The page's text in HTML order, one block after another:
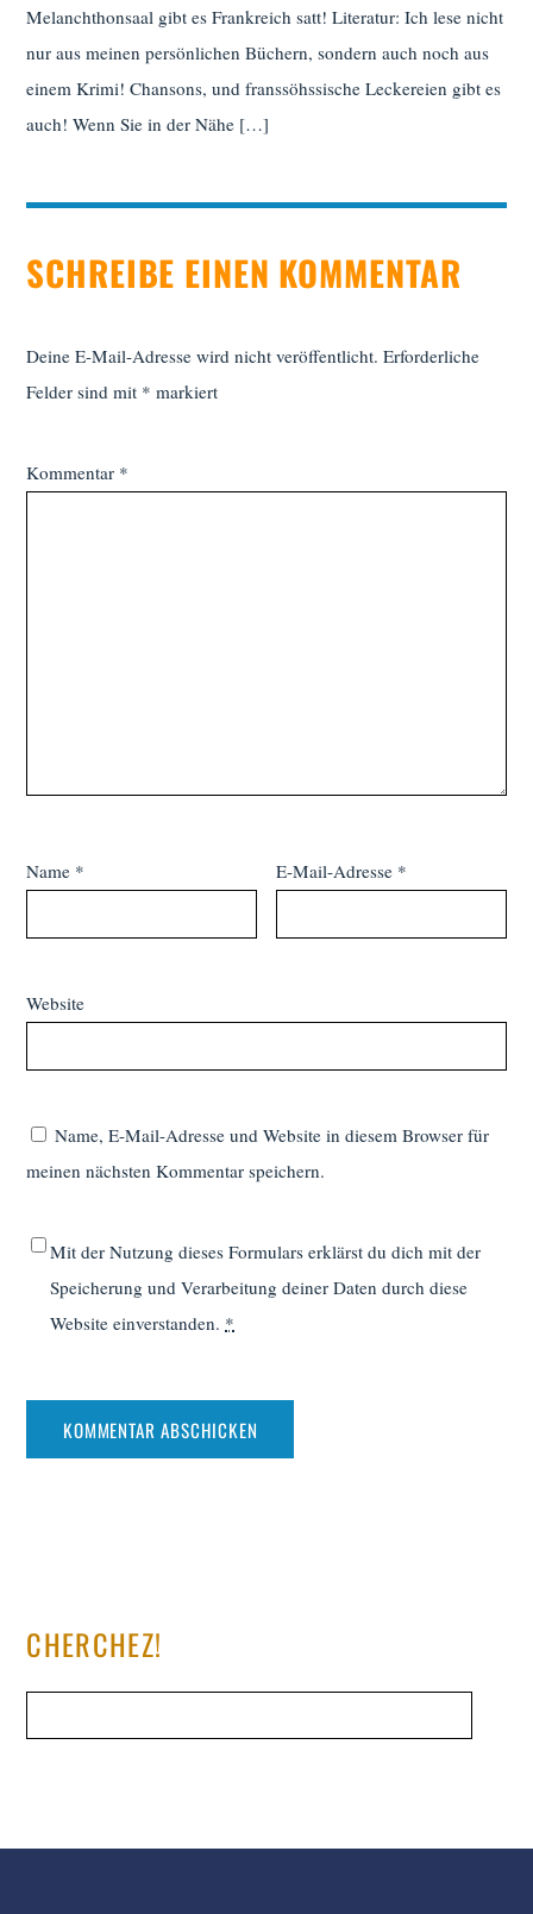
Melanchthonsaal gibt es Frankreich satt! Literatur: Ich lese nicht
nur aus meinen persönlichen Büchern, sondern auch noch aus
einem Krimi! Chansons, und franssöhssische Leckereien gibt es
auch! Wenn Sie in der Nähe […]
SCHREIBE EINEN KOMMENTAR
Deine E-Mail-Adresse wird nicht veröffentlicht. Erforderliche
Felder sind mit * markiert
Kommentar *
Name * E-Mail-Adresse *
Website
Name, E-Mail-Adresse und Website in diesem Browser für
meinen nächsten Kommentar speichern.
Mit der Nutzung dieses Formulars erklärst du dich mit der
Speicherung und Verarbeitung deiner Daten durch diese
Website einverstanden. *
CHERCHEZ!